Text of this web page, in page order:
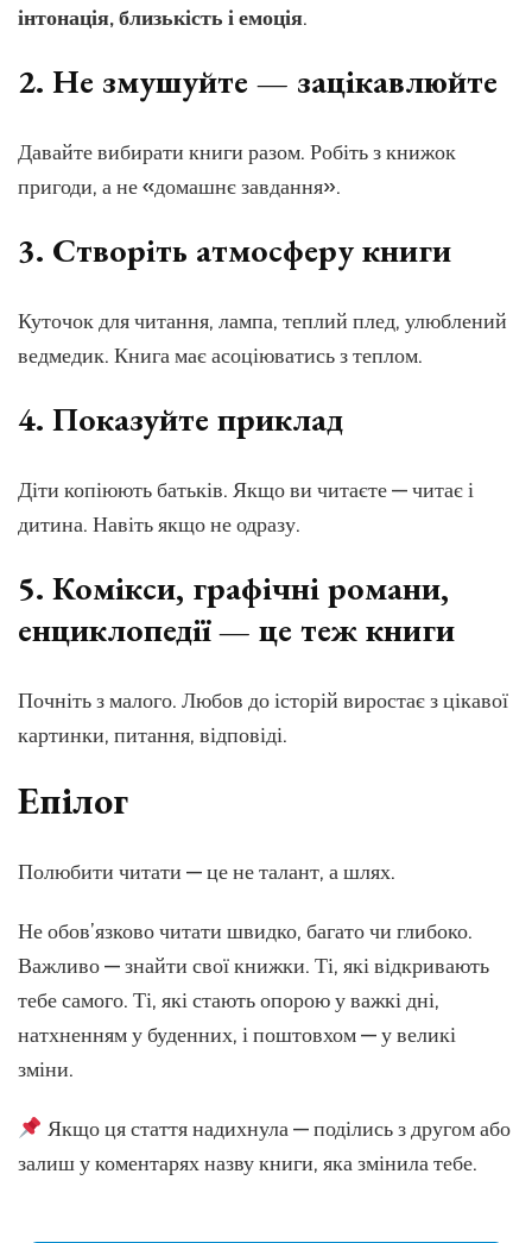
інтонація, близькість і емоція.
2. Не змушуйте — зацікавлюйте
Давайте вибирати книги разом. Робіть з книжок
пригоди, а не «домашнє завдання».
3. Створіть атмосферу книги
Куточок для читання, лампа, теплий плед, улюблений
ведмедик. Книга має асоціюватись з теплом.
4. Показуйте приклад
Діти копіюють батьків. Якщо ви читаєте — читає і
дитина. Навіть якщо не одразу.
5. Комікси, графічні романи,
енциклопедії — це теж книги
Почніть з малого. Любов до історій виростає з цікавої
картинки, питання, відповіді.
Епілог
Полюбити читати — це не талант, а шлях.
Не обов’язково читати швидко, багато чи глибоко.
Важливо — знайти свої книжки. Ті, які відкривають
тебе самого. Ті, які стають опорою у важкі дні,
натхненням у буденних, і поштовхом — у великі
зміни.
Якщо ця стаття надихнула — поділись з другом або
залиш у коментарях назву книги, яка змінила тебе.